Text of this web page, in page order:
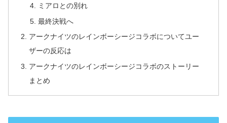
ミアロとの別れ
最終決戦へ
アークナイツのレインボーシージコラボについてユー
ザーの反応は
アークナイツのレインボーシージコラボのストーリー
まとめ